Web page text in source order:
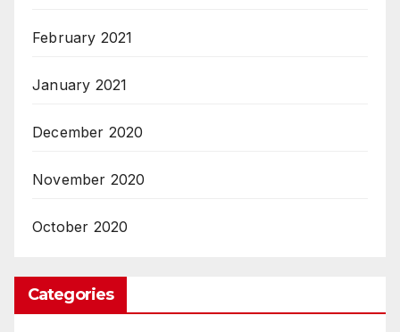
February 2021
January 2021
December 2020
November 2020
October 2020
Categories